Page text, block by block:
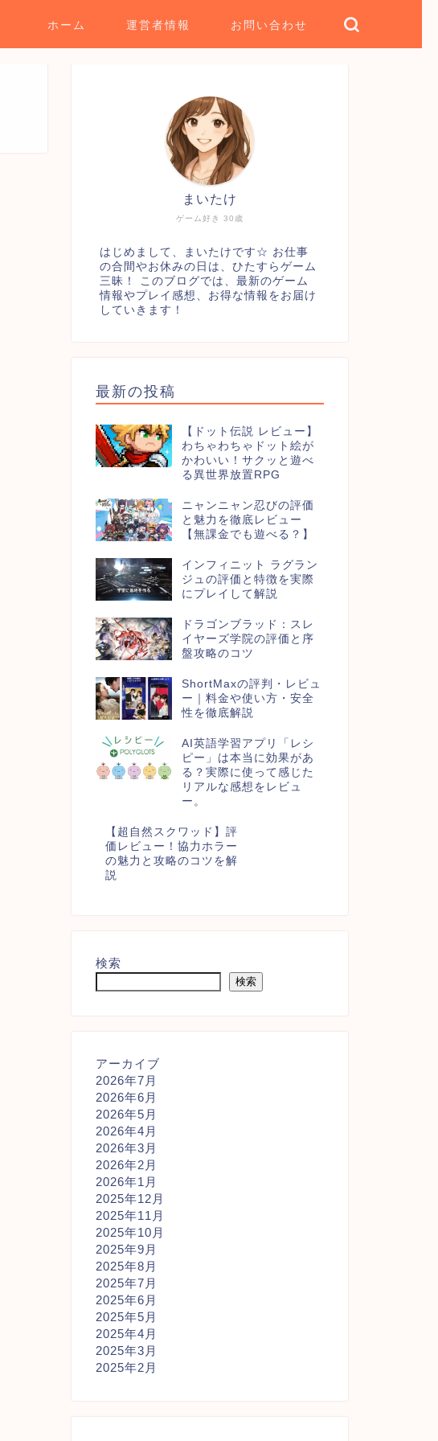
ホーム 運営者情報 お問い合わせ
ゲーム好き 30歳
まいたけ
はじめまして、まいたけです☆ お仕事
の合間やお休みの日は、ひたすらゲーム
三昧！ このブログでは、最新のゲーム
情報やプレイ感想、お得な情報をお届け
していきます！
最新の投稿
【ドット伝説 レビュー】
わちゃわちゃドット絵が
かわいい！サクッと遊べ
る異世界放置RPG
ニャンニャン忍びの評価
と魅力を徹底レビュー
【無課金でも遊べる？】
インフィニット ラグラン
ジュの評価と特徴を実際
にプレイして解説
ドラゴンブラッド：スレ
イヤーズ学院の評価と序
盤攻略のコツ
ShortMaxの評判・レビュ
ー｜料金や使い方・安全
性を徹底解説
AI英語学習アプリ「レシ
ピー」は本当に効果があ
る？実際に使って感じた
リアルな感想をレビュ
ー。
【超自然スクワッド】評
価レビュー！協力ホラー
の魅力と攻略のコツを解
説
検索
検索
アーカイブ
2026年7月
2026年6月
2026年5月
2026年4月
2026年3月
2026年2月
2026年1月
2025年12月
2025年11月
2025年10月
2025年9月
2025年8月
2025年7月
2025年6月
2025年5月
2025年4月
2025年3月
2025年2月